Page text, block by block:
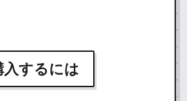
入するには